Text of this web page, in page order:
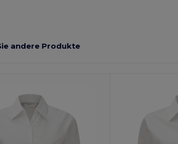
andere Produkte